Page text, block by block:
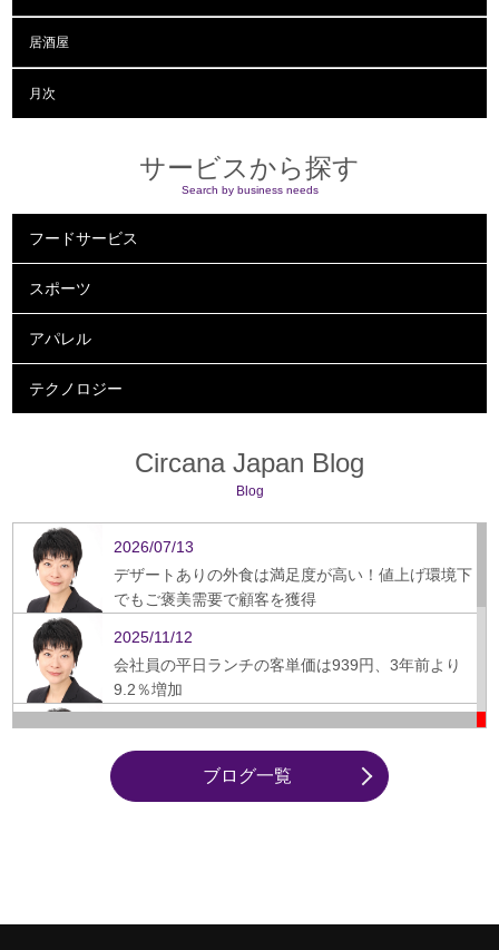
居酒屋
月次
サービスから探す
Search by business needs
フードサービス
スポーツ
アパレル
テクノロジー
Circana Japan Blog
Blog
2026/07/13
デザートありの外食は満足度が高い！値上げ環境下
でもご褒美需要で顧客を獲得
2025/11/12
会社員の平日ランチの客単価は939円、3年前より
9.2％増加
2025/09/16
ぎょうざ、スーパーから飲食店への需要シフト鮮明
ブログ一覧